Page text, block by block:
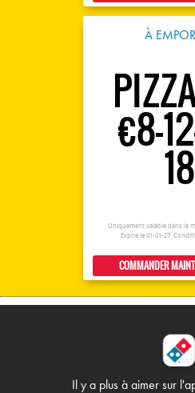
À
€8-
18
Uniquement valable dans le
Expire le 01-01-27.
COMMANDER
Il y a plus à aimer sur